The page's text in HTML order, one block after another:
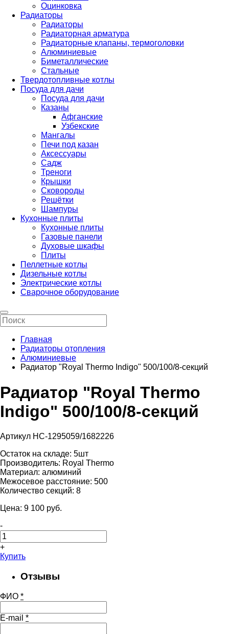
Оцинковка
Радиаторы
Радиаторы
Радиаторная арматура
Радиаторные клапаны, термоголовки
Алюминиевые
Биметаллические
Стальные
Твердотопливные котлы
Посуда для дачи
Посуда для дачи
Казаны
Афганские
Узбекские
Мангалы
Печи под казан
Аксессуары
Садж
Треноги
Крышки
Сковороды
Решётки
Шампуры
Кухонные плиты
Кухонные плиты
Газовые панели
Духовые шкафы
Плиты
Пеллетные котлы
Дизельные котлы
Электрические котлы
Сварочное оборудование
Главная
Радиаторы отопления
Алюминиевые
Радиатор "Royal Thermo Indigo" 500/100/8-секций
Радиатор "Royal Thermo
Indigo" 500/100/8-секций
Артикул НС-1295059/1682226
Остаток на складе: 5шт
Производитель: Royal Thermo
Материал: алюминий
Межосевое расстояние: 500
Количество секций: 8
Цена: 9 100 pуб.
-
+
Купить
Отзывы
ФИО *
E-mail *